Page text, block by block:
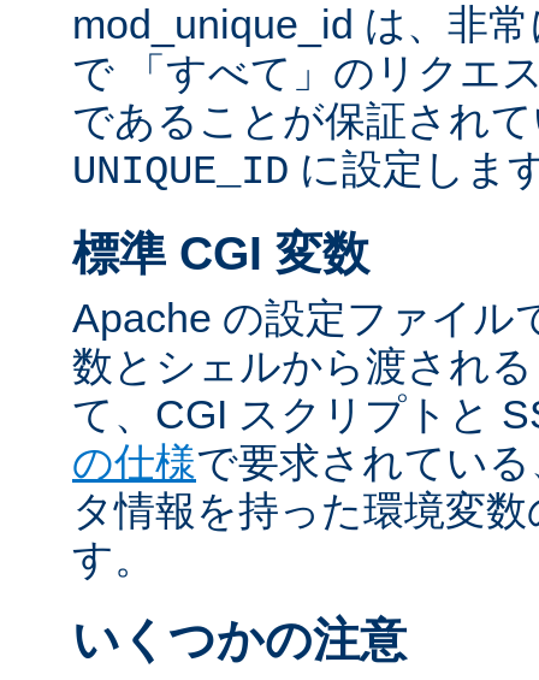
mod_unique_id は、非
で 「すべて」のリクエ
であることが保証され
UNIQUE_ID に設定しま
標準 CGI 変数
Apache の設定ファイル
数とシェルから渡され
て、CGI スクリプトと
の仕様で要求されてい
タ情報を持った環境変
す。
いくつかの注意